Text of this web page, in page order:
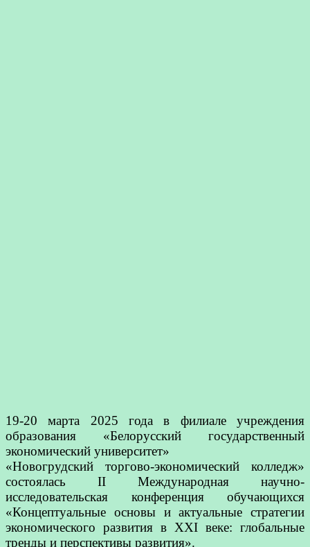
19-20 марта 2025 года в филиале учреждения
образования «Белорусский государственный
экономический университет»
«Новогрудский торгово-экономический колледж»
состоялась II Международная научно-
исследовательская конференция обучающихся
«Концептуальные основы и актуальные стратегии
экономического развития в XXI веке: глобальные
тренды и перспективы развития».